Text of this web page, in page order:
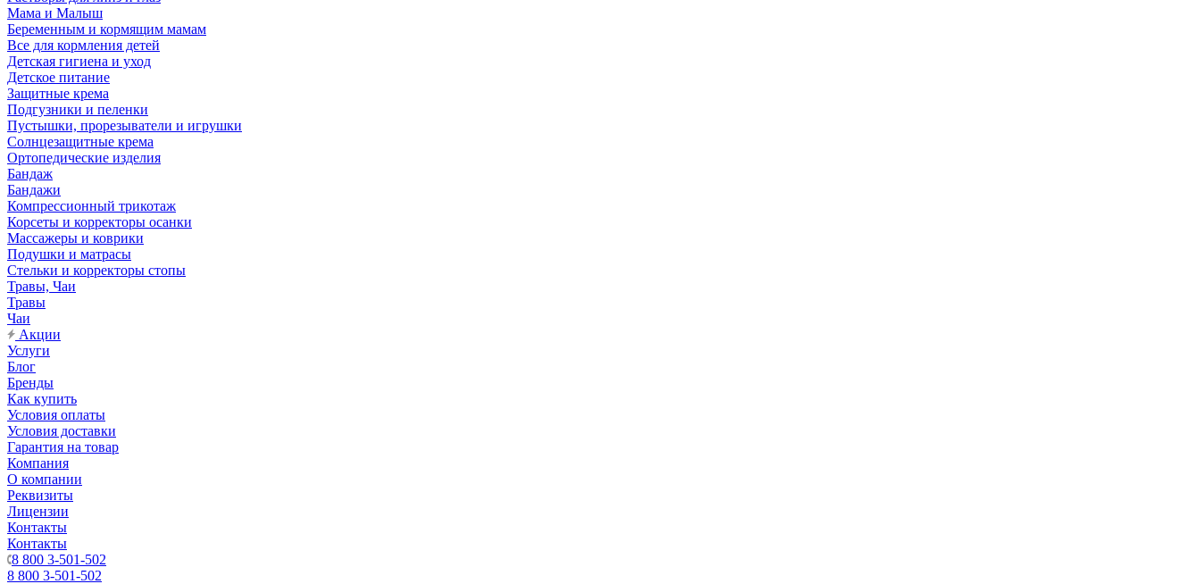
Мама и Малыш
Беременным и кормящим мамам
Все для кормления детей
Детская гигиена и уход
Детское питание
Защитные крема
Подгузники и пеленки
Пустышки, прорезыватели и игрушки
Солнцезащитные крема
Ортопедические изделия
Бандаж
Бандажи
Компрессионный трикотаж
Корсеты и корректоры осанки
Массажеры и коврики
Подушки и матрасы
Стельки и корректоры стопы
Травы, Чаи
Травы
Чаи
Акции
Услуги
Блог
Бренды
Как купить
Условия оплаты
Условия доставки
Гарантия на товар
Компания
О компании
Реквизиты
Лицензии
Контакты
Контакты
8 800 3-501-502
8 800 3-501-502